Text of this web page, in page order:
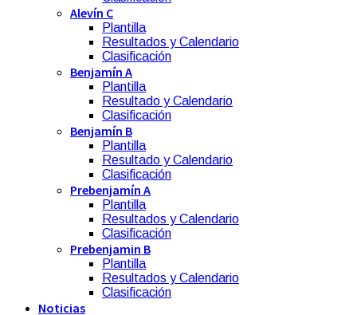
Alevín C
Plantilla
Resultados y Calendario
Clasificación
Benjamín A
Plantilla
Resultado y Calendario
Clasificación
Benjamín B
Plantilla
Resultado y Calendario
Clasificación
Prebenjamín A
Plantilla
Resultados y Calendario
Clasificación
Prebenjamin B
Plantilla
Resultados y Calendario
Clasificación
Noticias